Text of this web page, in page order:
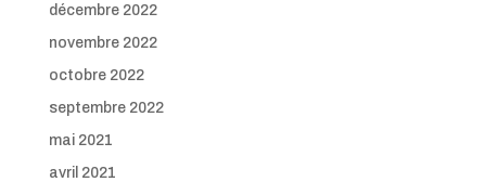
décembre 2022
novembre 2022
octobre 2022
septembre 2022
mai 2021
avril 2021